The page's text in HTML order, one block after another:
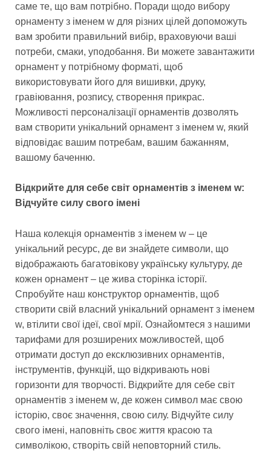
саме те, що вам потрібно. Поради щодо вибору
орнаменту з іменем w для різних цілей допоможуть
вам зробити правильний вибір, враховуючи ваші
потреби, смаки, уподобання. Ви можете завантажити
орнамент у потрібному форматі, щоб
використовувати його для вишивки, друку,
гравіювання, розпису, створення прикрас.
Можливості персоналізації орнаментів дозволять
вам створити унікальний орнамент з іменем w, який
відповідає вашим потребам, вашим бажанням,
вашому баченню.
Відкрийте для себе світ орнаментів з іменем w:
Відчуйте силу свого імені
Наша колекція орнаментів з іменем w – це
унікальний ресурс, де ви знайдете символи, що
відображають багатовікову українську культуру, де
кожен орнамент – це жива сторінка історії.
Спробуйте наш конструктор орнаментів, щоб
створити свій власний унікальний орнамент з іменем
w, втілити свої ідеї, свої мрії. Ознайомтеся з нашими
тарифами для розширених можливостей, щоб
отримати доступ до ексклюзивних орнаментів,
інструментів, функцій, що відкривають нові
горизонти для творчості. Відкрийте для себе світ
орнаментів з іменем w, де кожен символ має свою
історію, своє значення, свою силу. Відчуйте силу
свого імені, наповніть своє життя красою та
символікою, створіть свій неповторний стиль.